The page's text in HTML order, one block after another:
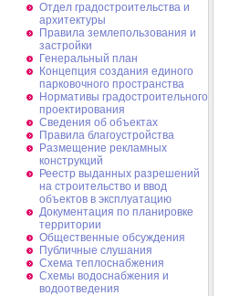
Отдел градостроительства и
архитектуры
Правила землепользования и
застройки
Генеральный план
Концепция создания единого
парковочного пространства
Нормативы градостроительного
проектирования
Сведения об объектах
Правила благоустройства
Размещение рекламных
конструкций
Реестр выданных разрешений
на строительство и ввод
объектов в эксплуатацию
Документация по планировке
территории
Общественные обсуждения
Публичные слушания
Схема теплоснабжения
Схемы водоснабжения и
водоотведения